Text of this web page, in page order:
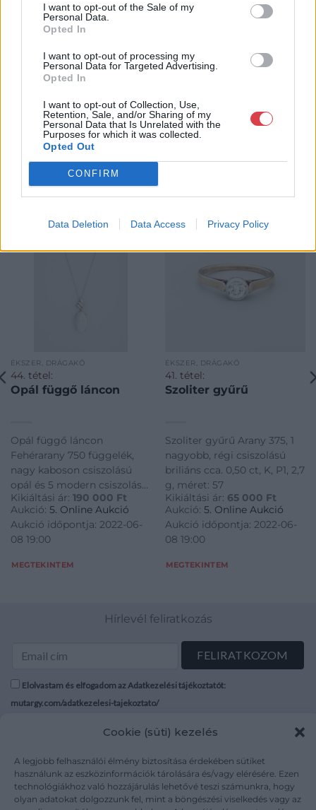
I want to opt-out of the Sale of my
Personal Data.
Opted In
I want to opt-out of processing my
Personal Data for Targeted Advertising.
Opted In
I want to opt-out of Collection, Use,
Retention, Sale, and/or Sharing of my
Personal Data that Is Unrelated with the
Purposes for which it was collected.
Opted Out
CONFIRM
Data Deletion Data Access Privacy Policy
Cookie (süti) kezelés
A legjobb felhasználói élmény biztosítása érdekében sütiket
használunk az eszközinformációk tárolására és/vagy elérésére. Ezen
technológiákhoz való hozzájárulás lehetővé teszi számunkra, hogy
olyan adatokat dolgozzunk fel, mint a böngészési viselkedés vagy az
felkészült munkatársai a hét hat napján állnak a műtárgyat
eladni, vagy venni kívánók rendelkezésére.
GALÉRIA TOVÁBBI MŰTÁRGYAI
KAPCSOLÓDÓ MŰTÁRGYAK
ÉKSZER, DRÁGAKŐ
44. tétel:
Opál függő láncon
Opál függő láncon
Fehérarany 750 függelék,
nagy kaboson csiszolású
opál és 5 modern csiszolású
briliáns cca. 0,08 ct, J,SI1
díszítéssel, fehérarany 585
vékony anker láncon, 8,8 g,
hossz: 49 cm, opál sérült
Kikiáltási ár: 190 000 Ft
Aukció: 5. Online Aukció
Aukció időpontja: 2022-06-
08 19:00
MEGTEKINTEM
ÉKSZER, DRÁGAKŐ
41. tétel:
Szoliter gyűrű
Szoliter gyűrű Arany 375, 1
nagyobb, régi csiszolású
briliáns cca. 0,50 ct, K, P1, 2,7
g, méret: 57
Kikiáltási ár: 65 000 Ft
Aukció: 5. Online Aukció
Aukció időpontja: 2022-06-
08 19:00
MEGTEKINTEM
Hírlevél feliratkozás
Elolvastam és elfogadom az Adatkezelési tájékoztatót:
mutargy.com/adatkezelesi-tajekoztato/
Médiaajánlat
Karrier
Kapcsolat
Áraink
ÁSZF
Adatvédelem
Impresszum